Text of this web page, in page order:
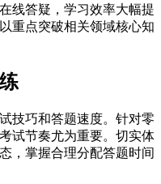
线答疑，学习效率大幅提
重点突破相关领域核心知
技巧和答题速度。针对零
试节奏尤为重要。切实体
，掌握合理分配答题时间